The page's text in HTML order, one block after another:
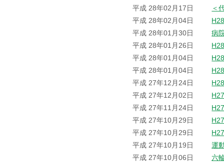
平成 28年02月17日
＜
平成 28年02月04日
平成 28年01月30日
病
平成 28年01月26日
平成 28年01月04日
平成 28年01月04日
平成 27年12月24日
平成 27年12月02日
平成 27年11月24日
平成 27年10月29日
平成 27年10月29日
平成 27年10月19日
運
平成 27年10月06日
六